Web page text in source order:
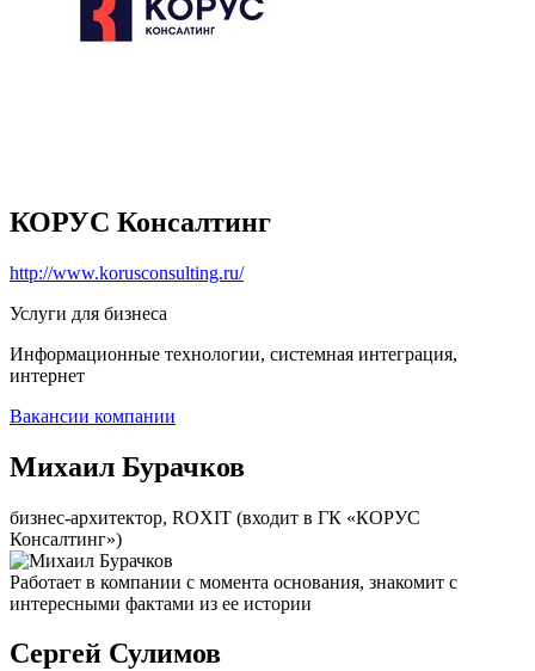
КОРУС Консалтинг
http://www.korusconsulting.ru/
Услуги для бизнеса
Информационные технологии, системная интеграция,
интернет
Вакансии компании
Михаил Бурачков
бизнес-архитектор, ROXIT (входит в ГК «КОРУС
Консалтинг»)
Работает в компании с момента основания, знакомит с
интересными фактами из ее истории
Сергей Сулимов